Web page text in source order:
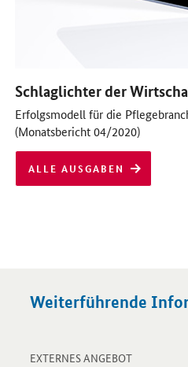
alle
ausgaben:
Schlaglichter der
Erfolgsmodell für die
(Monatsbericht 04/2020)
ALLE AUSGABEN
Weiterführende
EXTERNES ANGEBOT-
Öffnet Einzelsicht